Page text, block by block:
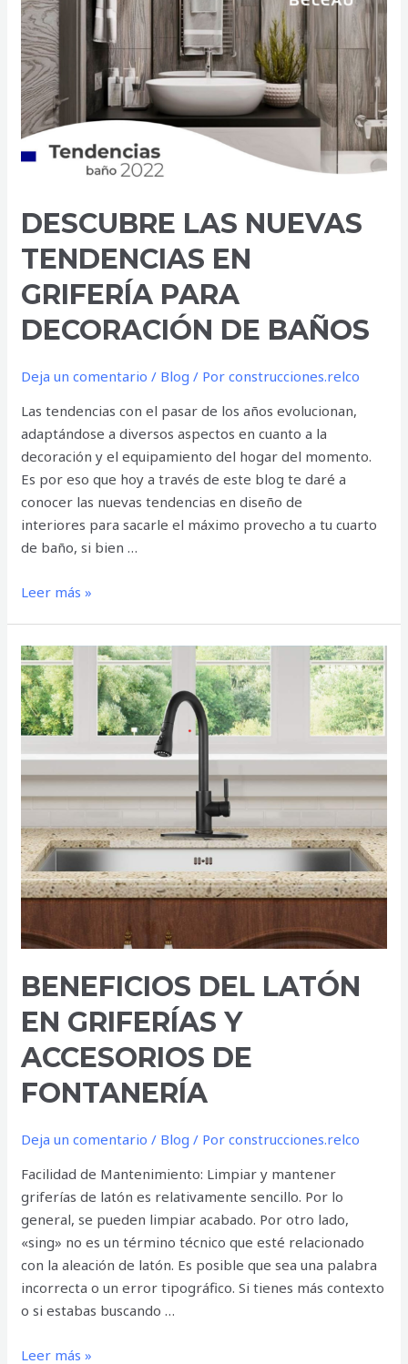
DESCUBRE LAS NUEVAS
TENDENCIAS EN
GRIFERÍA PARA
DECORACIÓN DE BAÑOS
Deja un comentario / Blog / Porconstrucciones.relco
Las tendencias con el pasar de los años evolucionan,
adaptándose a diversos aspectos en cuanto a la
decoración y el equipamiento del hogar del momento.
Es por eso que hoy a través de este blog te daré a
conocer las nuevas tendencias en diseño de
interiores para sacarle el máximo provecho a tu cuarto
de baño, si bien …
NUEVAS
TENDENCIAS
EN
GRIFERÍA
PARA
DECORACIÓN
DE
Leer más »
BENEFICIOS DEL LATÓN
EN GRIFERÍAS Y
ACCESORIOS DE
FONTANERÍA
Deja un comentario / Blog / Porconstrucciones.relco
Facilidad de Mantenimiento: Limpiar y mantener
griferías de latón es relativamente sencillo. Por lo
general, se pueden limpiar acabado. Por otro lado,
«sing» no es un término técnico que esté relacionado
con la aleación de latón. Es posible que sea una palabra
incorrecta o un error tipográfico. Si tienes más contexto
o si estabas buscando …
BENEFICIOS
DEL
LATÓN
EN
ACCESORIOS
FONTANERÍA
Leer más »